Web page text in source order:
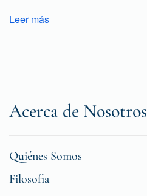
Leer más
Acerca de Nosotros
Quiénes Somos
Filosofia